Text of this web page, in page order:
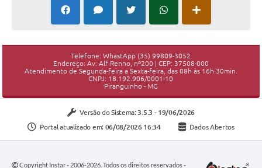
Telefone: WhastApp (35) 99809-3052
Endereço: Av: Alf Renno, nº200 | CEP: 37508-000
Atendimento de Segunda-feira a Sexta-feira, das 08h às 16h 30min.
CNPJ: 18.192.906/0001-10
Piranguinho - MG
Versão do Sistema: 3.5.3 - 19/06/2026
Portal atualizado em: 06/08/2026 16:34 Dados Abertos
Copyright Instar - 2006-2026. Todos os direitos reservados -